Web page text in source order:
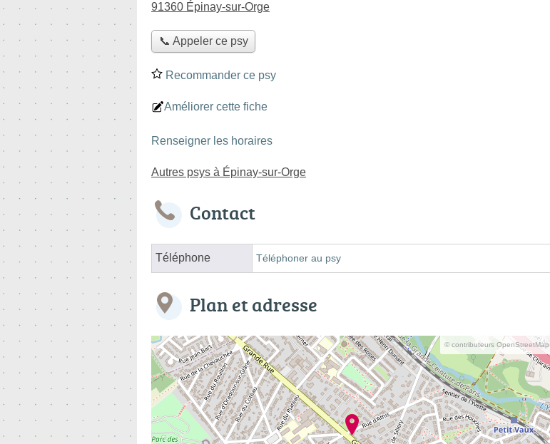
91360 Épinay-sur-Orge
📞 Appeler ce psy
Recommander ce psy
Améliorer cette fiche
Renseigner les horaires
Autres psys à Épinay-sur-Orge
Contact
Téléphone Téléphoner au psy
Plan et adresse
© contributeurs OpenStreetMap